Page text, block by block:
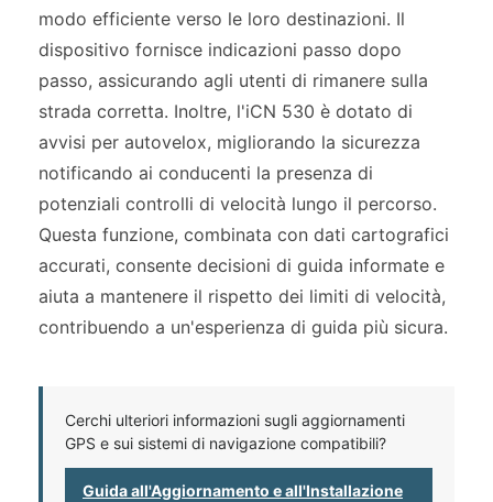
modo efficiente verso le loro destinazioni. Il
dispositivo fornisce indicazioni passo dopo
passo, assicurando agli utenti di rimanere sulla
strada corretta. Inoltre, l'iCN 530 è dotato di
avvisi per autovelox, migliorando la sicurezza
notificando ai conducenti la presenza di
potenziali controlli di velocità lungo il percorso.
Questa funzione, combinata con dati cartografici
accurati, consente decisioni di guida informate e
aiuta a mantenere il rispetto dei limiti di velocità,
contribuendo a un'esperienza di guida più sicura.
Cerchi ulteriori informazioni sugli aggiornamenti
GPS e sui sistemi di navigazione compatibili?
Guida all'Aggiornamento e all'Installazione